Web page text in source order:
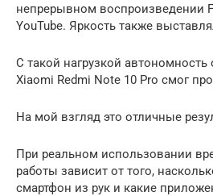
непрерывном воспроизведении
YouTube. Яркость также
С такой нагрузкой
Xiaomi Redmi Note 10 Pro смог
На мой взгляд это отличные
При реальном использовании
работы зависит от того,
смартфон из рук и какие